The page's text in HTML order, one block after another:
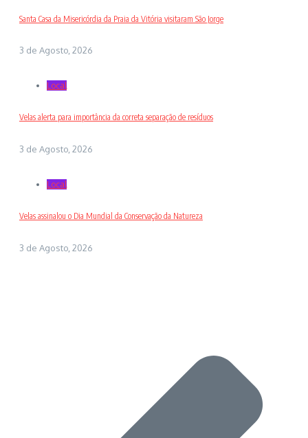
Santa Casa da Misericórdia da Praia da Vitória visitaram São Jorge
3 de Agosto, 2026
Local
Velas alerta para importância da correta separação de resíduos
3 de Agosto, 2026
Local
Velas assinalou o Dia Mundial da Conservação da Natureza
3 de Agosto, 2026